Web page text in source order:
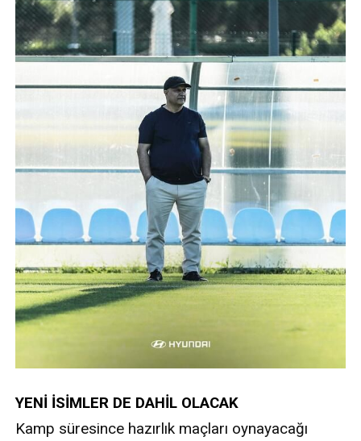
YENİ İSİMLER DE DAHİL OLACAK
Kamp süresince hazırlık maçları oynayacağı